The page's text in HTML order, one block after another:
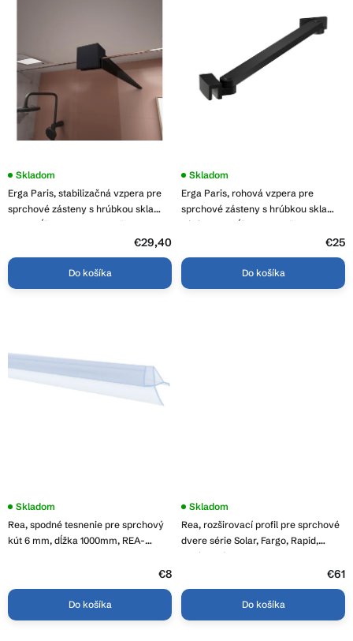
o
v
Erga Paris, stabilizačná vzpera pre
sprchové zásteny s hrúbkou skla
8mm, dĺžka max. 150cm, čierna
matná, ERG-V02-PARIS-BAR-BK
Priemerné
produktu
je
5,0
Skladom
€29,40
Do košíka
Erga Paris, rohová vzpera pre
sprchové zásteny s hrúbkou skla
6/8/10 mm, dĺžka 35cm, čierna
matná, ERG-V02-PARIS-BAR35-BK
Skladom
€25
Do košíka
Rea, spodné tesnenie pre sprchový
kút 6 mm, dĺžka 1000mm, REA-
Priemerné
produktu
je
Skladom
€8
Do košíka
Rea, rozširovací profil pre sprchové
dvere série Solar, Fargo, Rapid,
chrómová, REA-K7773
Skladom
€61
Do košíka